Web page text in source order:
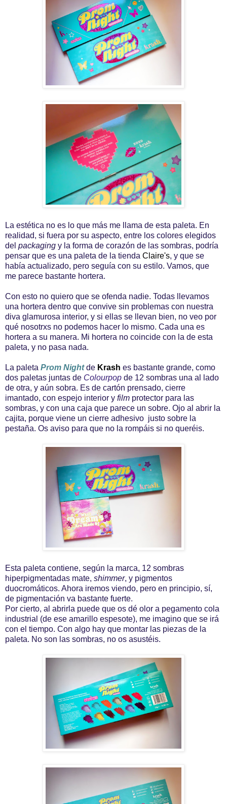
La estética no es lo que más me llama de esta paleta. En
realidad, si fuera por su aspecto, entre los colores elegidos
del packaging y la forma de corazón de las sombras, podría
pensar que es una paleta de la tienda Claire's, y que se
había actualizado, pero seguía con su estilo. Vamos, que
me parece bastante hortera.
Con esto no quiero que se ofenda nadie. Todas llevamos
una hortera dentro que convive sin problemas con nuestra
diva glamurosa interior, y si ellas se llevan bien, no veo por
qué nosotrxs no podemos hacer lo mismo. Cada una es
hortera a su manera. Mi hortera no coincide con la de esta
paleta, y no pasa nada.
La paleta Prom Nightde Krash es bastante grande, como
dos paletas juntas de Colourpop de 12 sombras una al lado
de otra, y aún sobra. Es de cartón prensado, cierre
imantado, con espejo interior y film protector para las
sombras, y con una caja que parece un sobre. Ojo al abrir la
cajita, porque viene un cierre adhesivo justo sobre la
pestaña. Os aviso para que no la rompáis si no queréis.
Esta paleta contiene, según la marca, 12 sombras
hiperpigmentadas mate, shimmer, y pigmentos
duocromáticos. Ahora iremos viendo, pero en principio, sí,
de pigmentación va bastante fuerte.
Por cierto, al abrirla puede que os dé olor a pegamento cola
industrial (de ese amarillo espesote), me imagino que se irá
con el tiempo. Con algo hay que montar las piezas de la
paleta. No son las sombras, no os asustéis.